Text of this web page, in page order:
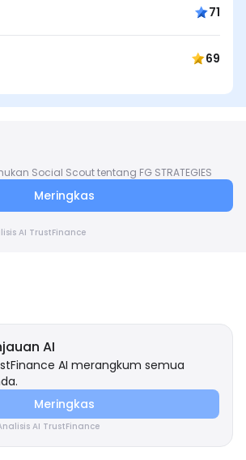
71
69
Social Scout tentang FG STRATEGIES
Meringkas
AI TrustFinance
AI
AI merangkum semua
Meringkas
AI TrustFinance